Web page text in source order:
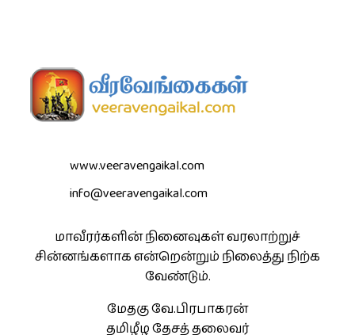
www.veeravengaikal.com
info@veeravengaikal.com
மாவீரர்களின் நினைவுகள் வரலாற்றுச்
சின்னங்களாக என்றென்றும் நிலைத்து நிற்க
வேண்டும்.
மேதகு வே.பிரபாகரன்
தமிழீழ தேசத் தலைவர்